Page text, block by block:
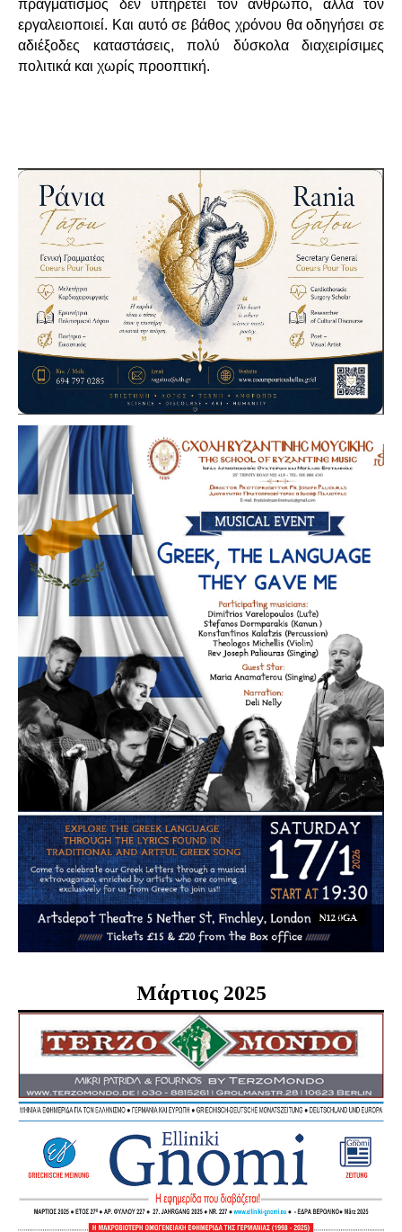
πραγματισμός δεν υπηρετεί τον άνθρωπο, αλλά τον
εργαλειοποιεί. Και αυτό σε βάθος χρόνου θα οδηγήσει σε
αδιέξοδες καταστάσεις, πολύ δύσκολα διαχειρίσιμες
πολιτικά και χωρίς προοπτική.
Μάρτιος 2025